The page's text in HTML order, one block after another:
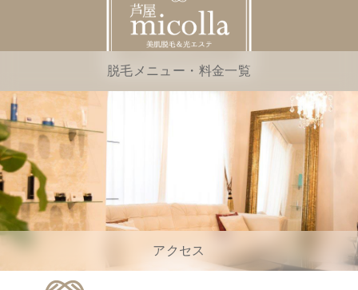
脱毛メニュー・料金一覧
アクセス